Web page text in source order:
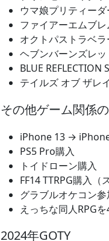
ウマ娘プリティー
ファイアーエムブ
オクトパストラベ
ヘブンバーンズレッ
BLUE REFLECTION
テイルズ オブ ザレ
その他ゲーム関係
iPhone 13 →
PS5 Pro購入
トイドローン購入
FF14 TTRPG購入（
グラブルオケコン参
えっちな同人RPG
2024年GOTY